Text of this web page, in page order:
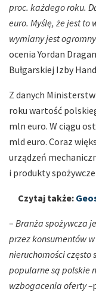
proc. każdego roku.
euro. Myślę, że jest to
wymiany jest
ocenia Yordan
Bułgarskiej Izby
Z danych
roku wartość
mln euro. W ciągu
mld euro. Coraz
urządzeń
i produkty
Czytaj także:
– Branża spożywcza
przez konsumentów
nieruchomości często
popularne są polskie
wzbogacenia oferty –